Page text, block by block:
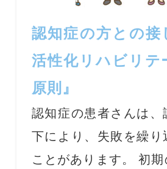
認知症の方との
活性化リハビリテ
原則』
認知症の患者さんは、
下により、失敗を繰り
ことがあります。 初期